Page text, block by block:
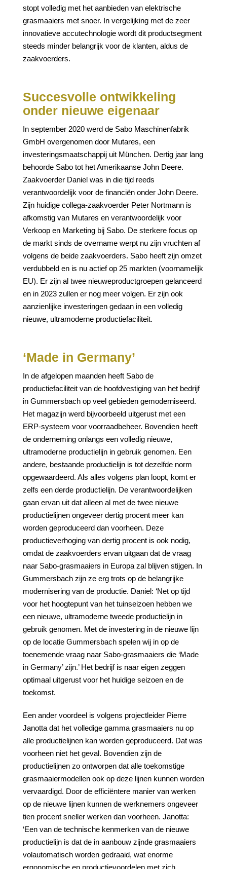
stopt volledig met het aanbieden van elektrische
grasmaaiers met snoer. In vergelijking met de zeer
innovatieve accutechnologie wordt dit productsegment
steeds minder belangrijk voor de klanten, aldus de
zaakvoerders.
Succesvolle ontwikkeling
onder nieuwe eigenaar
In september 2020 werd de Sabo Maschinenfabrik
GmbH overgenomen door Mutares, een
investeringsmaatschappij uit München. Dertig jaar lang
behoorde Sabo tot het Amerikaanse John Deere.
Zaakvoerder Daniel was in die tijd reeds
verantwoordelijk voor de financiën onder John Deere.
Zijn huidige collega-zaakvoerder Peter Nortmann is
afkomstig van Mutares en verantwoordelijk voor
Verkoop en Marketing bij Sabo. De sterkere focus op
de markt sinds de overname werpt nu zijn vruchten af
volgens de beide zaakvoerders. Sabo heeft zijn omzet
verdubbeld en is nu actief op 25 markten (voornamelijk
EU). Er zijn al twee nieuweproductgroepen gelanceerd
en in 2023 zullen er nog meer volgen. Er zijn ook
aanzienlijke investeringen gedaan in een volledig
nieuwe, ultramoderne productiefaciliteit.
‘Made in Germany’
In de afgelopen maanden heeft Sabo de
productiefaciliteit van de hoofdvestiging van het bedrijf
in Gummersbach op veel gebieden gemoderniseerd.
Het magazijn werd bijvoorbeeld uitgerust met een
ERP-systeem voor voorraadbeheer. Bovendien heeft
de onderneming onlangs een volledig nieuwe,
ultramoderne productielijn in gebruik genomen. Een
andere, bestaande productielijn is tot dezelfde norm
opgewaardeerd. Als alles volgens plan loopt, komt er
zelfs een derde productielijn. De verantwoordelijken
gaan ervan uit dat alleen al met de twee nieuwe
productielijnen ongeveer dertig procent meer kan
worden geproduceerd dan voorheen. Deze
productieverhoging van dertig procent is ook nodig,
omdat de zaakvoerders ervan uitgaan dat de vraag
naar Sabo-grasmaaiers in Europa zal blijven stijgen. In
Gummersbach zijn ze erg trots op de belangrijke
modernisering van de productie. Daniel: ‘Net op tijd
voor het hoogtepunt van het tuinseizoen hebben we
een nieuwe, ultramoderne tweede productielijn in
gebruik genomen. Met de investering in de nieuwe lijn
op de locatie Gummersbach spelen wij in op de
toenemende vraag naar Sabo-grasmaaiers die ‘Made
in Germany’ zijn.’ Het bedrijf is naar eigen zeggen
optimaal uitgerust voor het huidige seizoen en de
toekomst.
Een ander voordeel is volgens projectleider Pierre
Janotta dat het volledige gamma grasmaaiers nu op
alle productielijnen kan worden geproduceerd. Dat was
voorheen niet het geval. Bovendien zijn de
productielijnen zo ontworpen dat alle toekomstige
grasmaaiermodellen ook op deze lijnen kunnen worden
vervaardigd. Door de efficiëntere manier van werken
op de nieuwe lijnen kunnen de werknemers ongeveer
tien procent sneller werken dan voorheen. Janotta:
‘Een van de technische kenmerken van de nieuwe
productielijn is dat de in aanbouw zijnde grasmaaiers
volautomatisch worden gedraaid, wat enorme
ergonomische en productievoordelen met zich